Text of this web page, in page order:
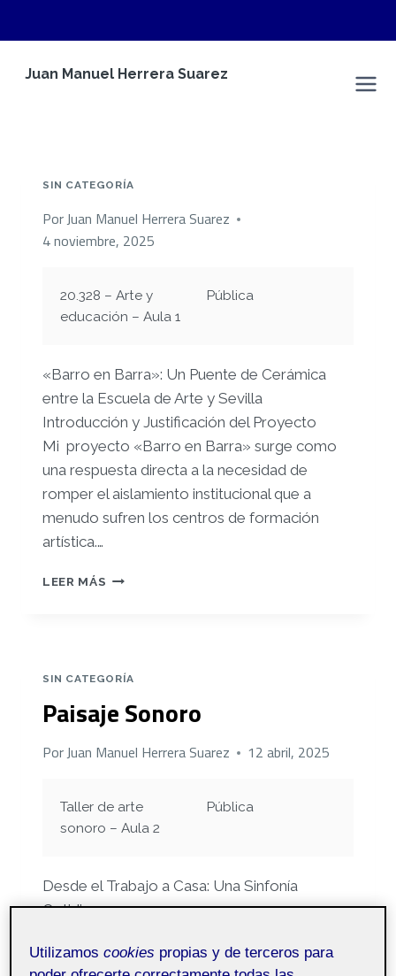
Juan Manuel Herrera Suarez
SIN CATEGORÍA
PorJuan Manuel Herrera Suarez
4 noviembre, 2025
20.328 – Arte y
educación – Aula 1
Pública
«Barro en Barra»: Un Puente de Cerámica
entre la Escuela de Arte y Sevilla
Introducción y Justificación del Proyecto
Mi proyecto «Barro en Barra» surge como
una respuesta directa a la necesidad de
romper el aislamiento institucional que a
menudo sufren los centros de formación
artística.…
LEER MÁS
SIN CATEGORÍA
Paisaje Sonoro
PorJuan Manuel Herrera Suarez 12 abril, 2025
Taller de arte
sonoro – Aula 2
Pública
Desde el Trabajo a Casa: Una Sinfonía
Cotidiana
sobre mi vida rutinaria y lo que escucho
Utilizamoscookies propias y de terceros para